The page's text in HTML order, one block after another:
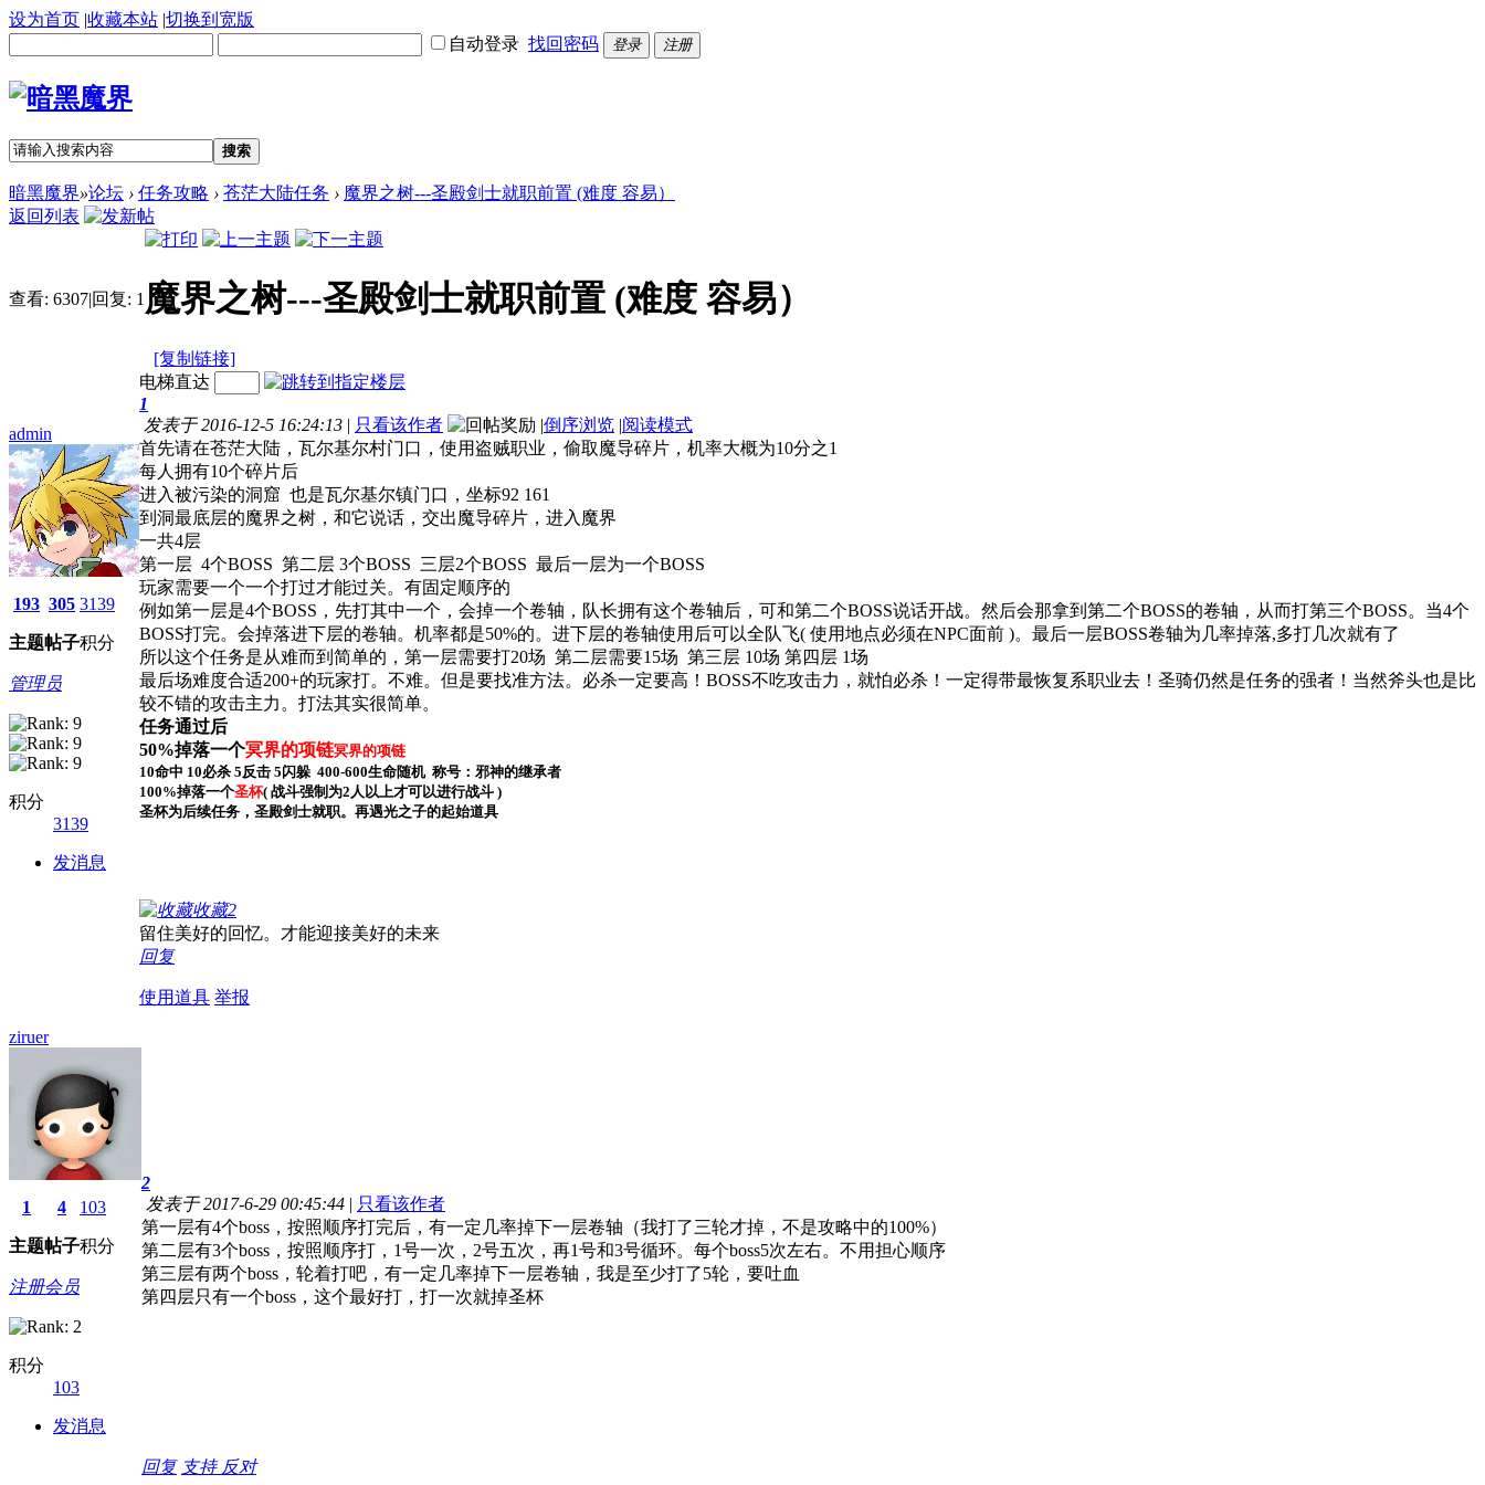
设为首页 |收藏本站 |切换到宽版
自动登录 找回密码 登录 注册
搜索
暗黑魔界»论坛 › 任务攻略 › 苍茫大陆任务 › 魔界之树---圣殿剑士就职前置 (难度 容易）
返回列表
查看: 6307|回复: 1 魔界之树---圣殿剑士就职前置 (难度 容易）
[复制链接]
admin
193
主题
305
帖子
3139
积分
管理员
积分
3139
发消息
电梯直达
1
发表于 2016-12-5 16:24:13 | 只看该作者 |倒序浏览 |阅读模式
首先请在苍茫大陆，瓦尔基尔村门口，使用盗贼职业，偷取魔导碎片，机率大概为10分之1
每人拥有10个碎片后
进入被污染的洞窟 也是瓦尔基尔镇门口，坐标92 161
到洞最底层的魔界之树，和它说话，交出魔导碎片，进入魔界
一共4层
第一层 4个BOSS 第二层 3个BOSS 三层2个BOSS 最后一层为一个BOSS
玩家需要一个一个打过才能过关。有固定顺序的
例如第一层是4个BOSS，先打其中一个，会掉一个卷轴，队长拥有这个卷轴后，可和第二个BOSS说话开战。然后会那拿到第二个BOSS的卷轴，从而打第三个BOSS。当4个
BOSS打完。会掉落进下层的卷轴。机率都是50%的。进下层的卷轴使用后可以全队飞( 使用地点必须在NPC面前 )。最后一层BOSS卷轴为几率掉落,多打几次就有了
所以这个任务是从难而到简单的，第一层需要打20场 第二层需要15场 第三层 10场 第四层 1场
最后场难度合适200+的玩家打。不难。但是要找准方法。必杀一定要高！BOSS不吃攻击力，就怕必杀！一定得带最恢复系职业去！圣骑仍然是任务的强者！当然斧头也是比
较不错的攻击主力。打法其实很简单。
任务通过后
50%掉落一个冥界的项链冥界的项链
10命中 10必杀 5反击 5闪躲 400-600生命随机 称号：邪神的继承者
100%掉落一个圣杯( 战斗强制为2人以上才可以进行战斗 )
圣杯为后续任务，圣殿剑士就职。再遇光之子的起始道具
收藏2
留住美好的回忆。才能迎接美好的未来
回复
使用道具 举报
ziruer
1
主题
4
帖子
103
积分
注册会员
积分
103
发消息
2
发表于 2017-6-29 00:45:44 | 只看该作者
第一层有4个boss，按照顺序打完后，有一定几率掉下一层卷轴（我打了三轮才掉，不是攻略中的100%）
第二层有3个boss，按照顺序打，1号一次，2号五次，再1号和3号循环。每个boss5次左右。不用担心顺序
第三层有两个boss，轮着打吧，有一定几率掉下一层卷轴，我是至少打了5轮，要吐血
第四层只有一个boss，这个最好打，打一次就掉圣杯
回复 支持 反对